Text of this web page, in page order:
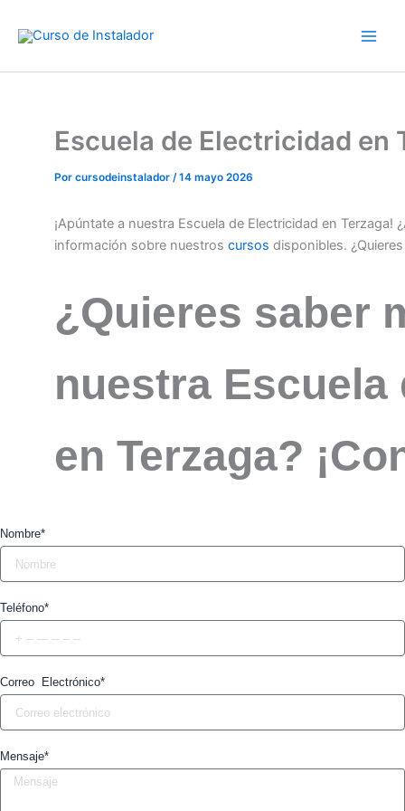
Escuela de Electricidad en
Por cursodeinstalador /14 mayo 2026
¡Apúntate a nuestra Escuela de Electricidad en Terzaga!
información sobre nuestros cursos disponibles.
¿Quieres saber
nuestra
en Terzaga?
Nombre*
Teléfono*
Correo Electrónico*
Mensaje*